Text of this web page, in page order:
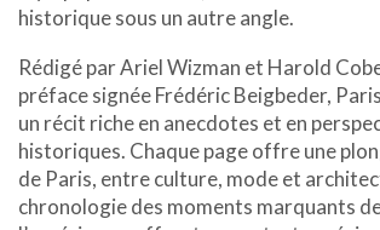
historique sous un autre angle.
Rédigé par Ariel Wizman et Harold
préface signée Frédéric Beigbeder,
un récit riche en anecdotes et en
historiques. Chaque page offre une
de Paris, entre culture, mode et
chronologie des moments marquants